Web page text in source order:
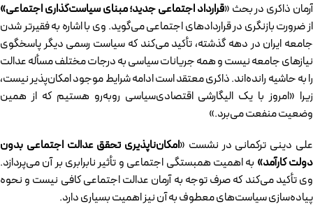
آرمان ذاکری در بحث «قرارداد اجتماعی جدید؛ مبنای سیاست‌گذاری اجتماعی»
از ضرورت بازنگری در قراردادهای اجتماعی می‌گوید. وی با اشاره به فقیرتر شدن
جامعه ایران در دهه گذشته، تأکید می‌کند که سیاست رسمی دیگر پاسخگوی
نیازهای جامعه نیست و همه جریانات سیاسی به درجات مختلف مسأله عدالت
را به حاشیه رانده‌اند. ذاکری معتقد است ادامه شرایط موجود امکان‌پذیر نیست،
زیرا «امروز با یک الیگارشی اقتصادی‌سیاسی روبه‌رو هستیم که از همین
وضعیت منفعت می‌برد.»
علی دینی ترکمانی در نشست «امکان‌ناپذیری تحقق عدالت اجتماعی بدون
دولت کارآمد» به اهمیت همبستگی اجتماعی و تأثیر نابرابری بر آن می‌پردازد.
وی تأکید می‌کند که صرف توجه به آرمان عدالت اجتماعی کافی نیست و نحوه
پیاده‌سازی سیاست‌های معطوف به آن نیز اهمیت بسیاری دارد.